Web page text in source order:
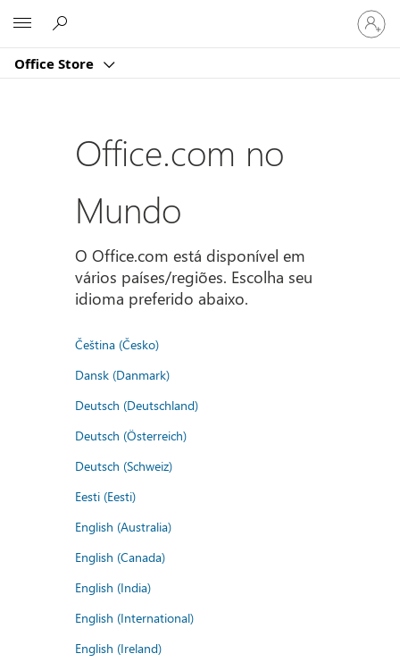
Office Store
Entre
em
sua
Office.com no
Mundo
O Office.com está disponível em
vários países/regiões. Escolha seu
idioma preferido abaixo.
Čeština (Česko)
Dansk (Danmark)
Deutsch (Deutschland)
Deutsch (Österreich)
Deutsch (Schweiz)
Eesti (Eesti)
English (Australia)
English (Canada)
English (India)
English (International)
English (Ireland)